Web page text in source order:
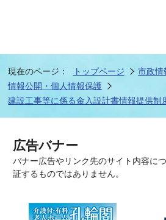
現在のページ： トップページ
市政情
情報公開・個人情報保護
建設工事等に係る金入設計書情報提供制
広告バナー
バナー広告やリンク先のサイト内容に
証するものではありません。